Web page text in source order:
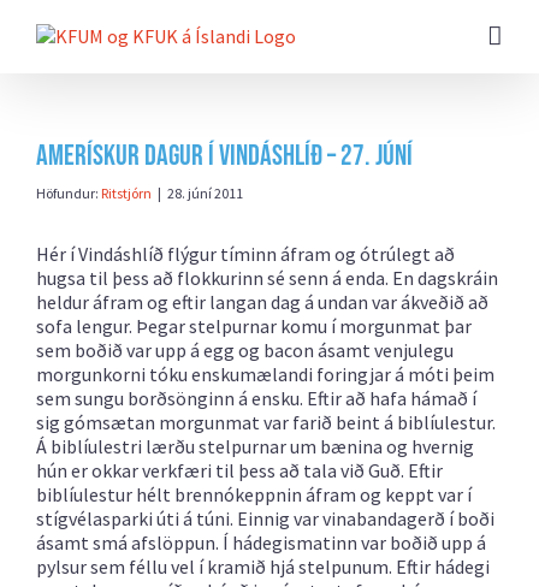
beint
Amerískur dagur í Vindáshlíð – 27. júní
Höfundur: Ritstjórn | 28. júní 2011
Hér í Vindáshlíð flýgur tíminn áfram og ótrúlegt að
hugsa til þess að flokkurinn sé senn á enda. En dagskráin
heldur áfram og eftir langan dag á undan var ákveðið að
sofa lengur. Þegar stelpurnar komu í morgunmat þar
sem boðið var upp á egg og bacon ásamt venjulegu
morgunkorni tóku enskumælandi foringjar á móti þeim
sem sungu borðsönginn á ensku. Eftir að hafa hámað í
sig gómsætan morgunmat var farið beint á biblíulestur.
Á biblíulestri lærðu stelpurnar um bænina og hvernig
hún er okkar verkfæri til þess að tala við Guð. Eftir
biblíulestur hélt brennókeppnin áfram og keppt var í
stígvélasparki úti á túni. Einnig var vinabandagerð í boði
ásamt smá afslöppun. Í hádegismatinn var boðið upp á
pylsur sem féllu vel í kramið hjá stelpunum. Eftir hádegi